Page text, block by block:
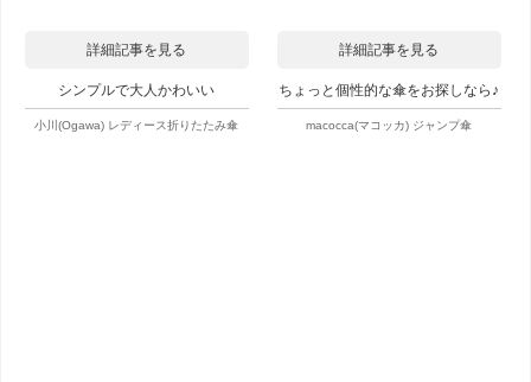
詳細記事を見る
シンプルで大人かわいい
小川(Ogawa) レディース折りたたみ傘
詳細記事を見る
ちょっと個性的な傘をお探しなら♪
macocca(マコッカ) ジャンプ傘